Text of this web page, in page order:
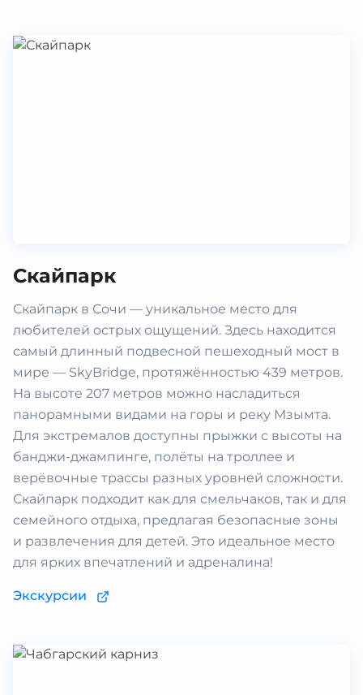
Скайпарк
Скайпарк в Сочи — уникальное место для
любителей острых ощущений. Здесь находится
самый длинный подвесной пешеходный мост в
мире — SkyBridge, протяжённостью 439 метров.
На высоте 207 метров можно насладиться
панорамными видами на горы и реку Мзымта.
Для экстремалов доступны прыжки с высоты на
банджи-джампинге, полёты на троллее и
верёвочные трассы разных уровней сложности.
Скайпарк подходит как для смельчаков, так и для
семейного отдыха, предлагая безопасные зоны
и развлечения для детей. Это идеальное место
для ярких впечатлений и адреналина!
Экскурсии